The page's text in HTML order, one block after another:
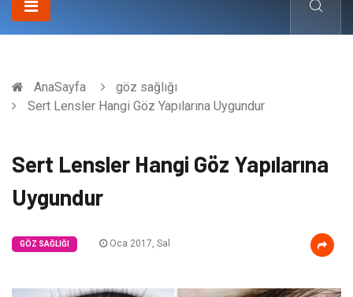
AnaSayfa
göz sağlığı
Sert Lensler Hangi Göz Yapılarına Uygundur
Sert Lensler Hangi Göz Yapılarına
Uygundur
GÖZ SAĞLIĞI Oca 2017, Sal